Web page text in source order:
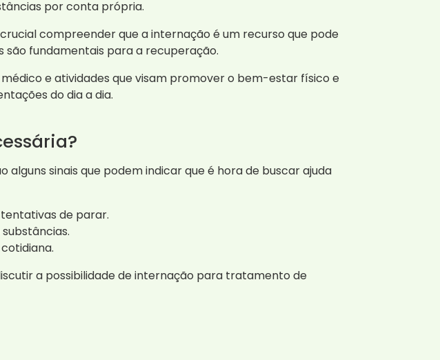
por conta própria.
compreender que a internação é um recurso que pode
são fundamentais para a recuperação.
e atividades que visam promover o bem-estar físico e
do dia a dia.
sinais que podem indicar que é hora de buscar ajuda
de parar.
a possibilidade de internação para tratamento de